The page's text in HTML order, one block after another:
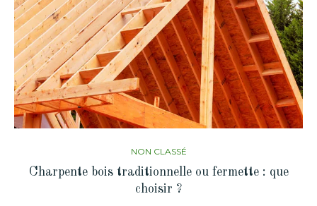
NON CLASSÉ
Charpente bois traditionnelle ou fermette : que
choisir ?